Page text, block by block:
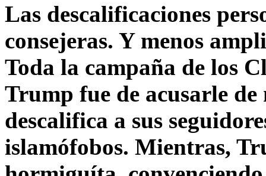
Las descalificaciones
consejeras. Y menos
Toda la campaña de los
Trump fue de acusarle
descalifica a sus
islamófobos. Mientras,